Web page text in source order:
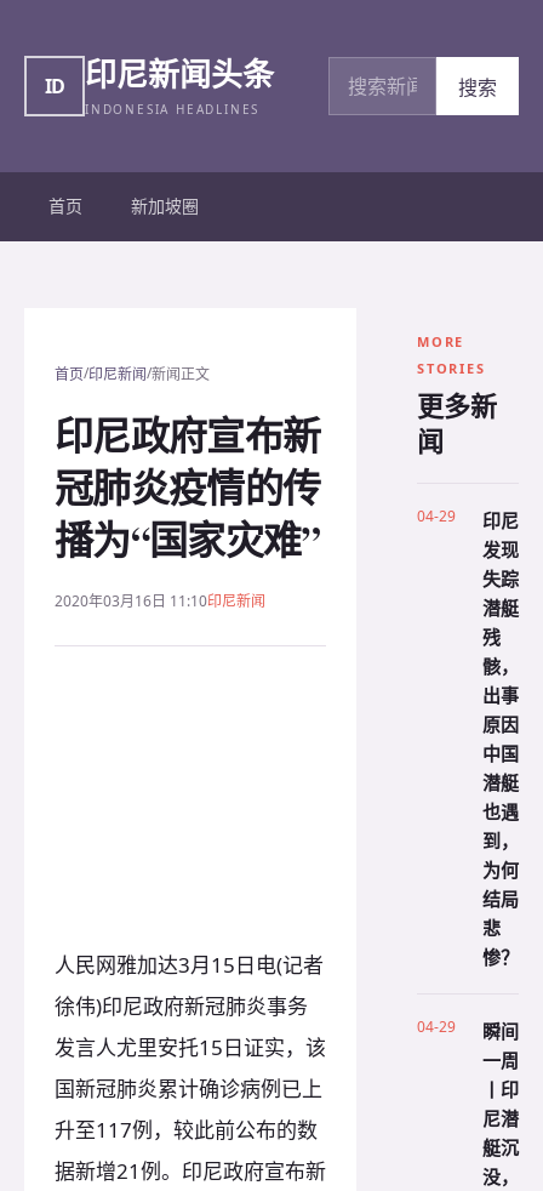
ID 印尼新闻头条
INDONESIA HEADLINES
搜索新闻
搜索
首页 新加坡圈
首页/印尼新闻/新闻正文
印尼政府宣布新
冠肺炎疫情的传
播为“国家灾难”
2020年03月16日 11:10印尼新闻
人民网雅加达3月15日电(记者
徐伟)印尼政府新冠肺炎事务
发言人尤里安托15日证实，该
国新冠肺炎累计确诊病例已上
升至117例，较此前公布的数
据新增21例。印尼政府宣布新
MORE
STORIES
更多新
闻
04-29
印尼
发现
失踪
潜艇
残
骸，
出事
原因
中国
潜艇
也遇
到，
为何
结局
悲
惨？
04-29
瞬间
一周
丨印
尼潜
艇沉
没，